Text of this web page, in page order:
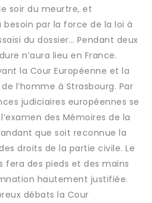
soir du meurtre, et
besoin par la force de la loi à
du dossier… Pendant deux
n’aura lieu en France.
la Cour Européenne et la
l’homme à Strasbourg. Par
judiciaires européennes se
des Mémoires de la
que soit reconnue la
droits de la partie civile. Le
des pieds et des mains
hautement justifiée.
débats la Cour